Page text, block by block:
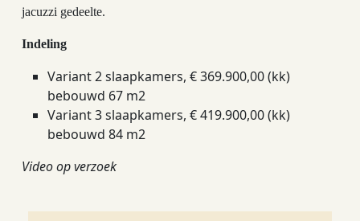
jacuzzi gedeelte.
Indeling
Variant 2 slaapkamers, € 369.900,00 (kk)
bebouwd 67 m2
Variant 3 slaapkamers, € 419.900,00 (kk)
bebouwd 84 m2
Video op verzoek